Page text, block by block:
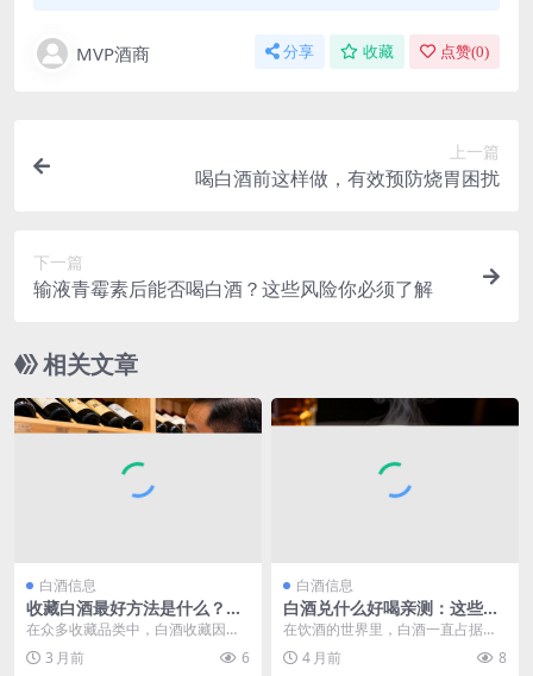
MVP酒商 分享 收藏 点赞(0)
上一篇
喝白酒前这样做，有效预防烧胃困扰
下一篇
输液青霉素后能否喝白酒？这些风险你必须了解
相关文章
白酒信息
收藏白酒最好方法是什么？这
些要点你不可不知
在众多收藏品类中，白酒收藏因其
独特魅力受到越来越多人的关注。
白酒不仅具有饮用价值...
3 月前 6
白酒信息
白酒兑什么好喝亲测：这些搭
配让口感惊艳
在饮酒的世界里，白酒一直占据着
重要的位置，它独特的风味和醇厚
的口感深受众多酒友喜...
4 月前 8